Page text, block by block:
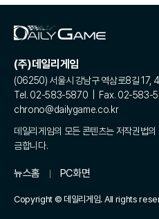
(주)데일리게임
(06250) 서울시 강남구 역삼로8길 17,
Tel. 02-583-5870 | Fax. 02-583-
chrono@dailygame.co.kr
데일리게임의 모든 콘텐츠는 저작권법
금합니다.
뉴스홈 PC화면
Copyright © 데일리게임. All rights